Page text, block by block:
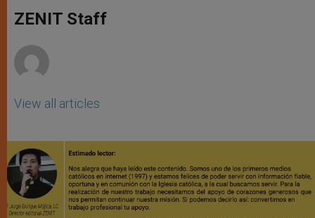
p
p
g
e
o
k
ZENIT Staff
View all articles